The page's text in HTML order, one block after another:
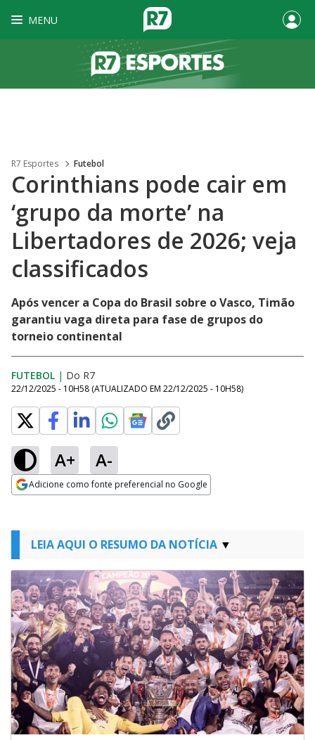
MENU
R7 Esportes Futebol
Corinthians pode cair em
‘grupo da morte’ na
Libertadores de 2026; veja
classificados
Após vencer a Copa do Brasil sobre o Vasco, Timão
garantiu vaga direta para fase de grupos do
torneio continental
FUTEBOL | Do R7
22/12/2025 - 10H58 (ATUALIZADO EM 22/12/2025 - 10H58)
A+ A-
Adicione como fonte preferencial no Google
LEIA AQUI O RESUMO DA NOTÍCIA